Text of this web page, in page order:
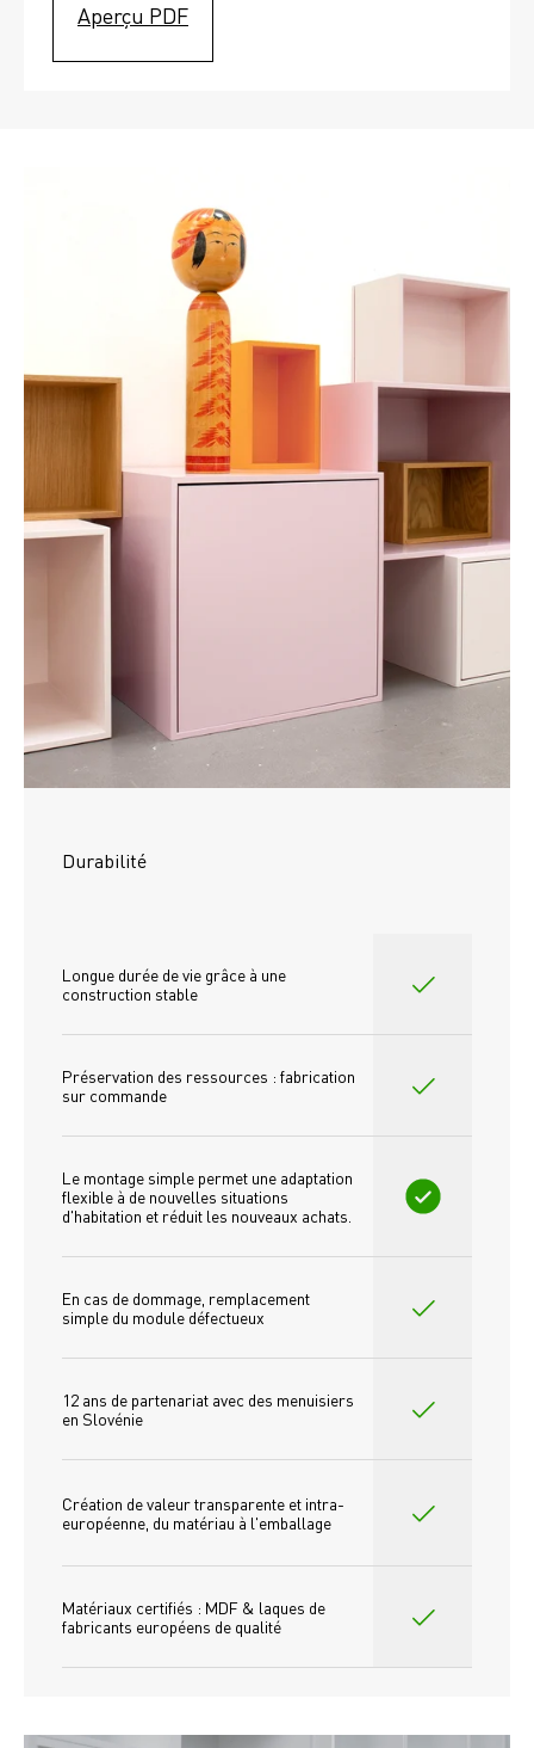
Aperçu PDF
Durabilité
Longue durée de vie grâce à une
construction stable
Préservation des ressources : fabrication
sur commande
Le montage simple permet une adaptation
flexible à de nouvelles situations
d'habitation et réduit les nouveaux achats.
En cas de dommage, remplacement
simple du module défectueux
12 ans de partenariat avec des menuisiers
en Slovénie
Création de valeur transparente et intra-
européenne, du matériau à l'emballage
Matériaux certifiés : MDF & laques de
fabricants européens de qualité